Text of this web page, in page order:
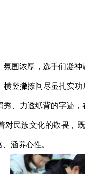
氛围浓厚，选手们凝
横竖撇捺间尽显扎实
秀、力透纸背的字迹
对民族文化的敬畏，
涵养心性。